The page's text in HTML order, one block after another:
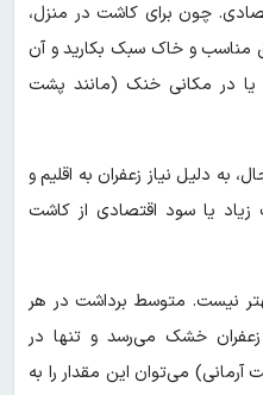
چون برای کاشت در منزل،
مناسب و خاک سبک بکارید و آن
یا در مکانی خنک (مانند پشت
به دلیل نیاز زعفران به اقلیم و
زیاد یا سود اقتصادی از کاشت
نیست. متوسط برداشت در هر
۴ تا ۷ کیلوگرم زعفران خشک می‌رسد و تنها در
می‌توان این مقدار را به